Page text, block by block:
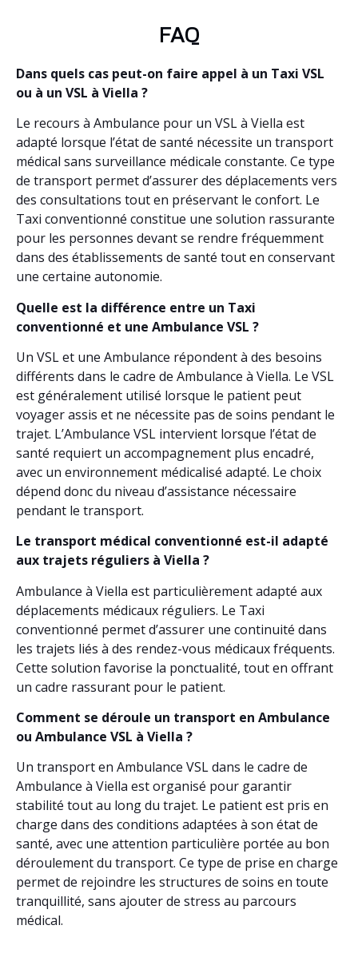
FAQ
Dans quels cas peut-on faire appel à un Taxi VSL
ou à un VSL à Viella ?
Le recours à Ambulance pour un VSL à Viella est
adapté lorsque l’état de santé nécessite un transport
médical sans surveillance médicale constante. Ce type
de transport permet d’assurer des déplacements vers
des consultations tout en préservant le confort. Le
Taxi conventionné constitue une solution rassurante
pour les personnes devant se rendre fréquemment
dans des établissements de santé tout en conservant
une certaine autonomie.
Quelle est la différence entre un Taxi
conventionné et une Ambulance VSL ?
Un VSL et une Ambulance répondent à des besoins
différents dans le cadre de Ambulance à Viella. Le VSL
est généralement utilisé lorsque le patient peut
voyager assis et ne nécessite pas de soins pendant le
trajet. L’Ambulance VSL intervient lorsque l’état de
santé requiert un accompagnement plus encadré,
avec un environnement médicalisé adapté. Le choix
dépend donc du niveau d’assistance nécessaire
pendant le transport.
Le transport médical conventionné est-il adapté
aux trajets réguliers à Viella ?
Ambulance à Viella est particulièrement adapté aux
déplacements médicaux réguliers. Le Taxi
conventionné permet d’assurer une continuité dans
les trajets liés à des rendez-vous médicaux fréquents.
Cette solution favorise la ponctualité, tout en offrant
un cadre rassurant pour le patient.
Comment se déroule un transport en Ambulance
ou Ambulance VSL à Viella ?
Un transport en Ambulance VSL dans le cadre de
Ambulance à Viella est organisé pour garantir
stabilité tout au long du trajet. Le patient est pris en
charge dans des conditions adaptées à son état de
santé, avec une attention particulière portée au bon
déroulement du transport. Ce type de prise en charge
permet de rejoindre les structures de soins en toute
tranquillité, sans ajouter de stress au parcours
médical.